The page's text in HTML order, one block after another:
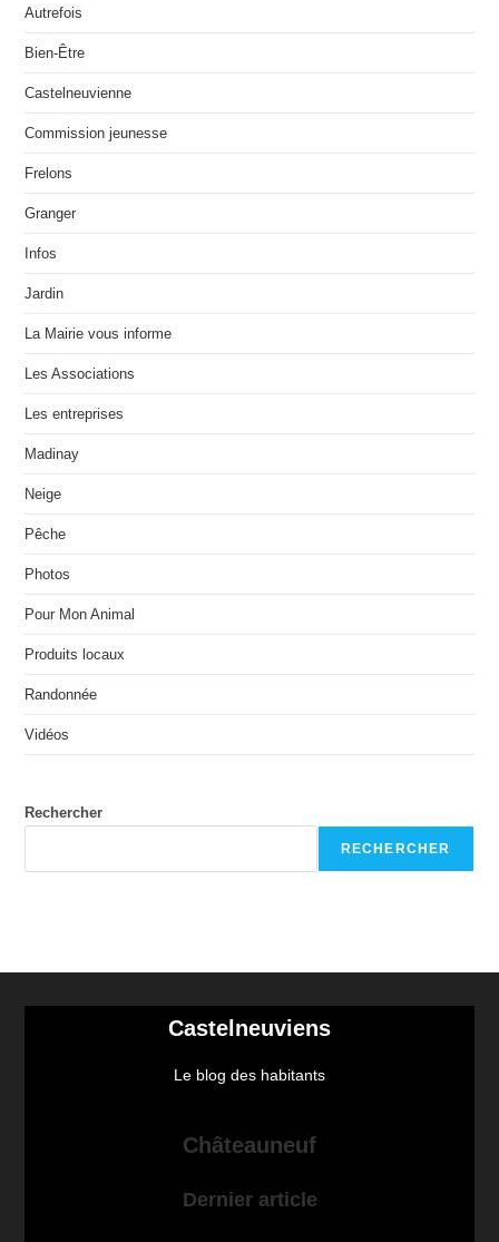
Autrefois
Bien-Être
Castelneuvienne
Commission jeunesse
Frelons
Granger
Infos
Jardin
La Mairie vous informe
Les Associations
Les entreprises
Madinay
Neige
Pêche
Photos
Pour Mon Animal
Produits locaux
Randonnée
Vidéos
Rechercher
RECHERCHER
Castelneuviens
Le blog des habitants
Châteauneuf
Dernier article